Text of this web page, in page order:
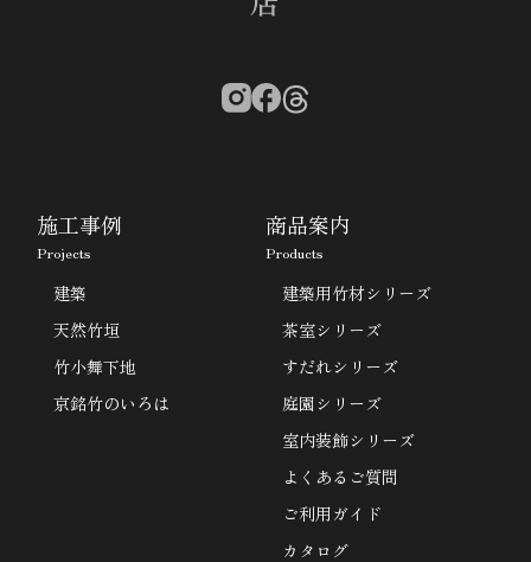
施工事例
Projects
建築
天然竹垣
竹小舞下地
京銘竹のいろは
商品案内
Products
建築用竹材シリーズ
茶室シリーズ
すだれシリーズ
庭園シリーズ
室内装飾シリーズ
よくあるご質問
ご利用ガイド
カタログ